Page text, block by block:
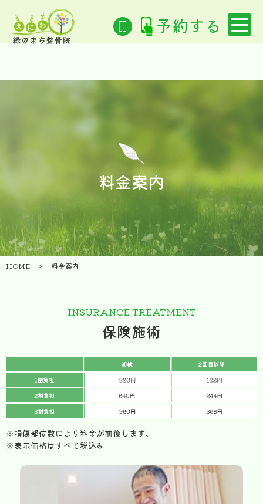
window.dataLayer = window.dataLayer || []; function gtag()
{dataLayer.push(arguments);} gtag('js', new Date());
gtag('config', 'G-5FWMPBEXC5');
予約する
料金案内
HOME ＞ 料金案内
INSURANCE TREATMENT
保険施術
※損傷部位数により料金が前後します。
※表示価格はすべて税込み